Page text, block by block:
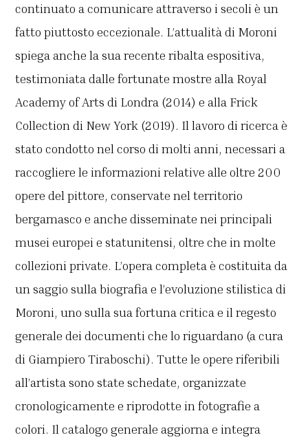
continuato a comunicare attraverso i secoli è un
fatto piuttosto eccezionale. L’attualità di Moroni
spiega anche la sua recente ribalta espositiva,
testimoniata dalle fortunate mostre alla Royal
Academy of Arts di Londra (2014) e alla Frick
Collection di New York (2019). Il lavoro di ricerca è
stato condotto nel corso di molti anni, necessari a
raccogliere le informazioni relative alle oltre 200
opere del pittore, conservate nel territorio
bergamasco e anche disseminate nei principali
musei europei e statunitensi, oltre che in molte
collezioni private. L’opera completa è costituita da
un saggio sulla biografia e l’evoluzione stilistica di
Moroni, uno sulla sua fortuna critica e il regesto
generale dei documenti che lo riguardano (a cura
di Giampiero Tiraboschi). Tutte le opere riferibili
all’artista sono state schedate, organizzate
cronologicamente e riprodotte in fotografie a
colori. Il catalogo generale aggiorna e integra